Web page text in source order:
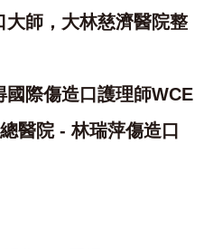
師，大林慈濟醫院整
際傷造口護理師WCE
醫院 - 林瑞萍傷造口